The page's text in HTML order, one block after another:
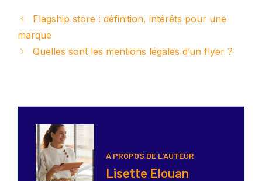
Flagship store : définition, intérêts pour une
marque
Quelles sont les mentions légales d’un flyer ?
A PROPOS DE L'AUTEUR
Lisette Elouan